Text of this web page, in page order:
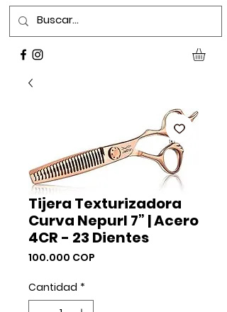
Tijera Texturizadora
Curva Nepurl 7” | Acero
4CR - 23 Dientes
100.000 COP
Cantidad *